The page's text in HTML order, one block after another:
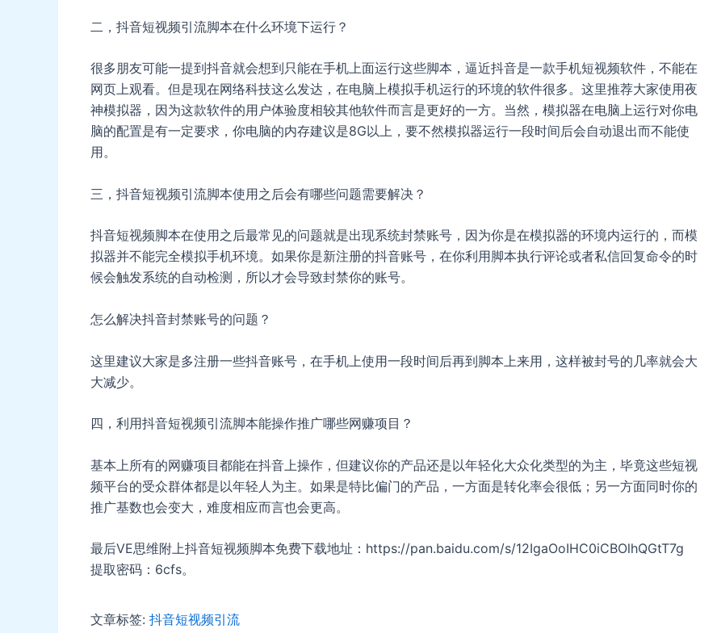
二，抖音短视频引流脚本在什么环境下运行？
很多朋友可能一提到抖音就会想到只能在手机上面运行这些脚本，逼近抖音是一款手机短视频软件，不能在
网页上观看。但是现在网络科技这么发达，在电脑上模拟手机运行的环境的软件很多。这里推荐大家使用夜
神模拟器，因为这款软件的用户体验度相较其他软件而言是更好的一方。当然，模拟器在电脑上运行对你电
脑的配置是有一定要求，你电脑的内存建议是8G以上，要不然模拟器运行一段时间后会自动退出而不能使
用。
三，抖音短视频引流脚本使用之后会有哪些问题需要解决？
抖音短视频脚本在使用之后最常见的问题就是出现系统封禁账号，因为你是在模拟器的环境内运行的，而模
拟器并不能完全模拟手机环境。如果你是新注册的抖音账号，在你利用脚本执行评论或者私信回复命令的时
候会触发系统的自动检测，所以才会导致封禁你的账号。
怎么解决抖音封禁账号的问题？
这里建议大家是多注册一些抖音账号，在手机上使用一段时间后再到脚本上来用，这样被封号的几率就会大
大减少。
四，利用抖音短视频引流脚本能操作推广哪些网赚项目？
基本上所有的网赚项目都能在抖音上操作，但建议你的产品还是以年轻化大众化类型的为主，毕竟这些短视
频平台的受众群体都是以年轻人为主。如果是特比偏门的产品，一方面是转化率会很低；另一方面同时你的
推广基数也会变大，难度相应而言也会更高。
最后VE思维附上抖音短视频脚本免费下载地址：https://pan.baidu.com/s/12IgaOoIHC0iCBOlhQGtT7g
提取密码：6cfs。
文章标签: 抖音短视频引流